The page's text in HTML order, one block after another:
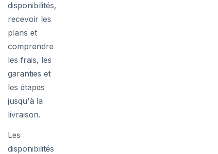
disponibilités,
recevoir les
plans et
comprendre
les frais, les
garanties et
les étapes
jusqu'à la
livraison.
Les
disponibilités